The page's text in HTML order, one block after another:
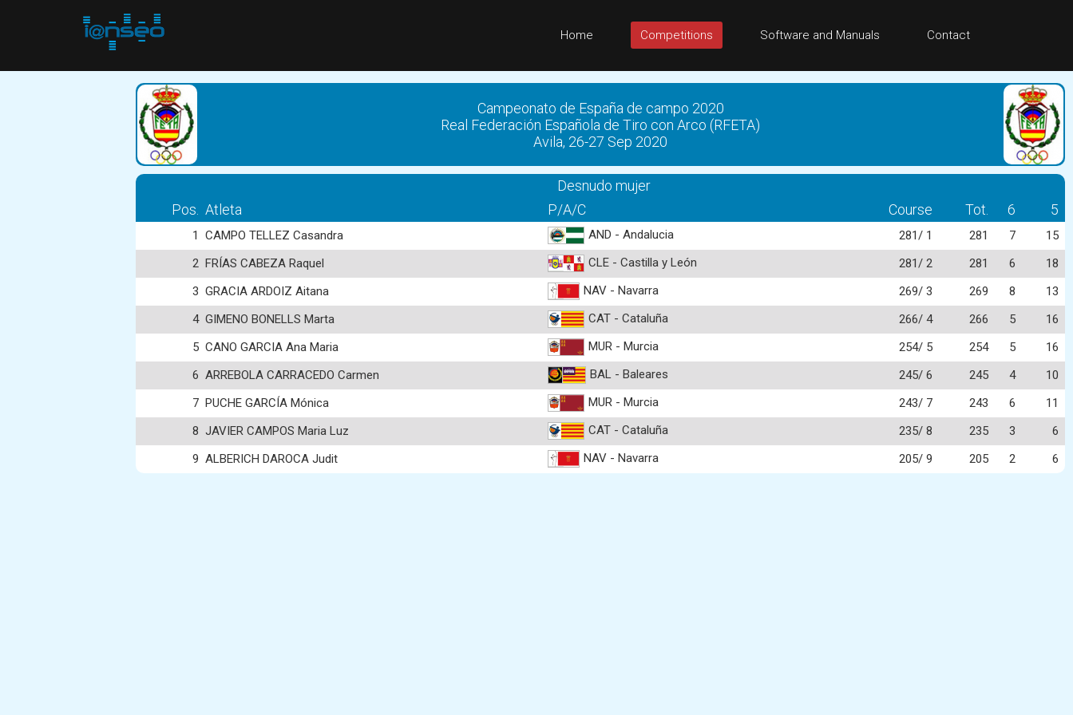
Home Competitions Software and Manuals Contact
Campeonato de España de campo 2020
Real Federación Española de Tiro con Arco (RFETA)
Avila, 26-27 Sep 2020
Desnudo mujer
Pos. Atleta P/A/C Course Tot. 6 5
1 CAMPO TELLEZ Casandra AND - Andalucia 281/ 1 281 7
15
2 FRÍAS CABEZA Raquel CLE - Castilla y León 281/ 2 281 6
18
3 GRACIA ARDOIZ Aitana NAV - Navarra 269/ 3 269 8
13
4 GIMENO BONELLS Marta CAT - Cataluña 266/ 4 266 5
16
5 CANO GARCIA Ana Maria MUR - Murcia 254/ 5 254 5
16
6 ARREBOLA CARRACEDO Carmen BAL - Baleares 245/ 6 245 4
10
7 PUCHE GARCÍA Mónica MUR - Murcia 243/ 7 243 6
11
8 JAVIER CAMPOS Maria Luz CAT - Cataluña 235/ 8 235 3
6
9 ALBERICH DAROCA Judit NAV - Navarra 205/ 9 205 2 6